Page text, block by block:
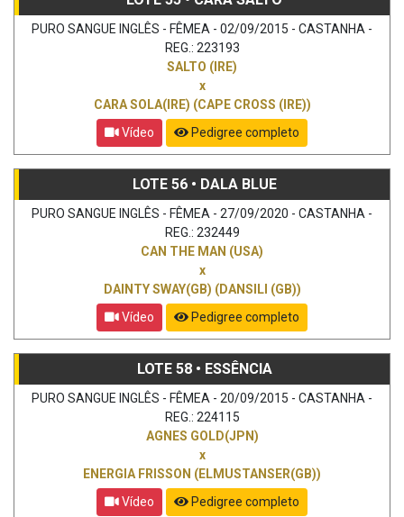
PURO SANGUE INGLÊS - FÊMEA - 02/09/2015 - CASTANHA -
REG.: 223193
SALTO (IRE)
x
CARA SOLA(IRE) (CAPE CROSS (IRE))
Vídeo
Pedigree completo
LOTE 56 • DALA BLUE
PURO SANGUE INGLÊS - FÊMEA - 27/09/2020 - CASTANHA -
REG.: 232449
CAN THE MAN (USA)
x
DAINTY SWAY(GB) (DANSILI (GB))
Vídeo
Pedigree completo
LOTE 58 • ESSÊNCIA
PURO SANGUE INGLÊS - FÊMEA - 20/09/2015 - CASTANHA -
REG.: 224115
AGNES GOLD(JPN)
x
ENERGIA FRISSON (ELMUSTANSER(GB))
Vídeo
Pedigree completo